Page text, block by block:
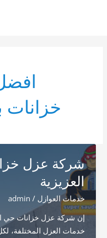
خزانات
شركة عزل
العزيزية
خدمات العوازل /
admin
إن شركة عزل خزانات حي
خدمات العزل المختلفة،